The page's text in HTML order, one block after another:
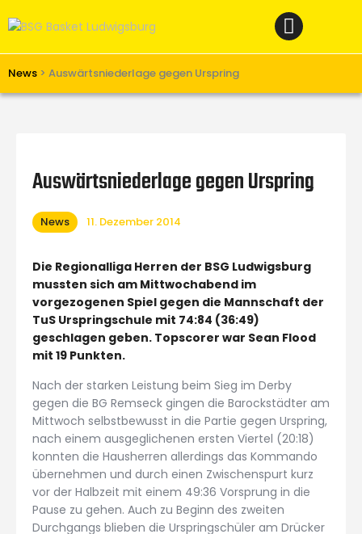
News > Auswärtsniederlage gegen Urspring
Verein
Unterstützen
Links
Auswärtsniederlage gegen Urspring
News 11. Dezember 2014
Die Regionalliga Herren der BSG Ludwigsburg
mussten sich am Mittwochabend im
vorgezogenen Spiel gegen die Mannschaft der
TuS Urspringschule mit 74:84 (36:49)
geschlagen geben. Topscorer war Sean Flood
mit 19 Punkten.
Nach der starken Leistung beim Sieg im Derby
gegen die BG Remseck gingen die Barockstädter am
Mittwoch selbstbewusst in die Partie gegen Urspring,
nach einem ausgeglichenen ersten Viertel (20:18)
konnten die Hausherren allerdings das Kommando
übernehmen und durch einen Zwischenspurt kurz
vor der Halbzeit mit einem 49:36 Vorsprung in die
Pause zu gehen. Auch zu Beginn des zweiten
Durchgangs blieben die Urspringschüler am Drücker